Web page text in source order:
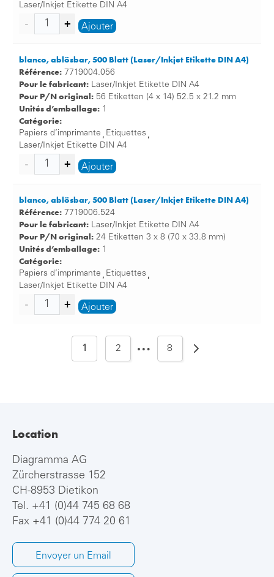
Laser/Inkjet Etikette DIN A4
Ajouter
blanco, ablösbar, 500 Blatt (Laser/Inkjet Etikette DIN A4)
Référence: 7719004.056
Pour le fabricant: Laser/Inkjet Etikette DIN A4
Pour P/N original: 56 Etiketten (4 x 14) 52.5 x 21.2 mm
Unités d’emballage: 1
Catégorie:
Papiers d’imprimante , Etiquettes ,
Laser/Inkjet Etikette DIN A4
Ajouter
blanco, ablösbar, 500 Blatt (Laser/Inkjet Etikette DIN A4)
Référence: 7719006.524
Pour le fabricant: Laser/Inkjet Etikette DIN A4
Pour P/N original: 24 Etiketten 3 x 8 (70 x 33.8 mm)
Unités d’emballage: 1
Catégorie:
Papiers d’imprimante , Etiquettes ,
Laser/Inkjet Etikette DIN A4
Ajouter
1 2 … 8
Location
Diagramma AG
Zürcherstrasse 152
CH-8953 Dietikon
Tel. +41 (0)44 745 68 68
Fax +41 (0)44 774 20 61
Envoyer un Email